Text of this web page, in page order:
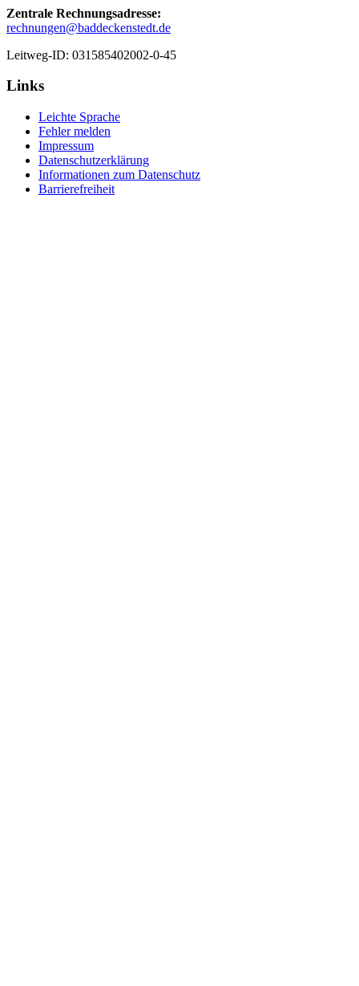
Zentrale Rechnungsadresse:
rechnungen@baddeckenstedt.de
Leitweg-ID: 031585402002-0-45
Links
Leichte Sprache
Fehler melden
Impressum
Datenschutzerklärung
Informationen zum Datenschutz
Barrierefreiheit